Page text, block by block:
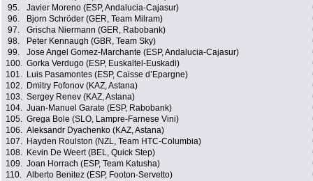
95.
Javier Moreno (ESP, Andalucia-Cajasur)
96.
Bjorn Schröder (GER, Team Milram)
97.
Grischa Niermann (GER, Rabobank)
98.
Peter Kennaugh (GBR, Team Sky)
99.
Jose Angel Gomez-Marchante (ESP, Andalucia-Cajasur)
100. Gorka Verdugo (ESP, Euskaltel-Euskadi)
101.
Luis Pasamontes (ESP, Caisse d’Epargne)
102.
Dmitry Fofonov (KAZ, Astana)
103. Sergey Renev (KAZ, Astana)
104. Juan-Manuel Garate (ESP, Rabobank)
105. Grega Bole (SLO, Lampre-Farnese Vini)
106. Aleksandr Dyachenko (KAZ, Astana)
107.
Hayden Roulston (NZL, Team HTC-Columbia)
108.
Kevin De Weert (BEL, Quick Step)
109. Joan Horrach (ESP, Team Katusha)
110. Alberto Benitez (ESP, Footon-Servetto)